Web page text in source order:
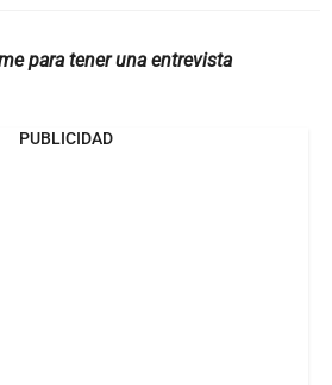
para tener una entrevista
PUBLICIDAD